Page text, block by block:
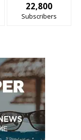
22,800
Subscribers